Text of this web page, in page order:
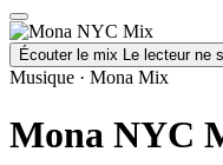
Écouter le mix Le lecteur ne
Musique · Mona Mix
Mona NYC